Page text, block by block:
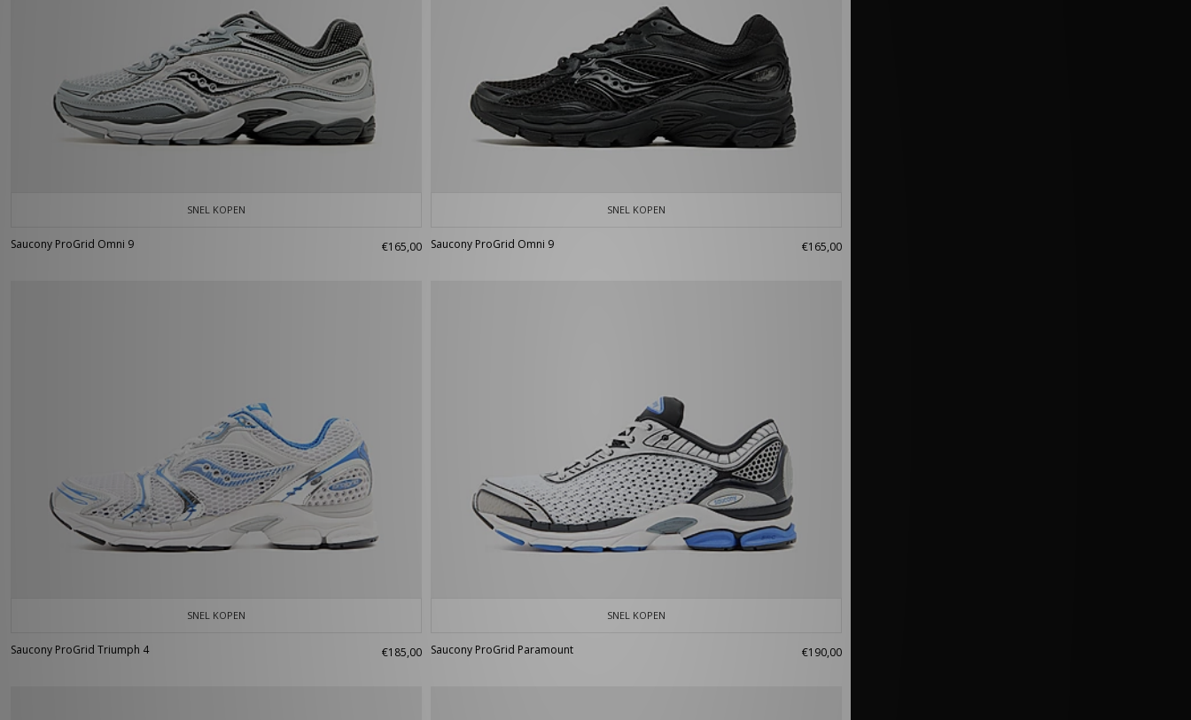
SNEL KOPEN
Saucony ProGrid Omni 9 €165,00
SNEL KOPEN
Saucony ProGrid Omni 9 €165,00
SNEL KOPEN
Saucony ProGrid Triumph 4 €185,00
SNEL KOPEN
Saucony ProGrid Paramount €190,00